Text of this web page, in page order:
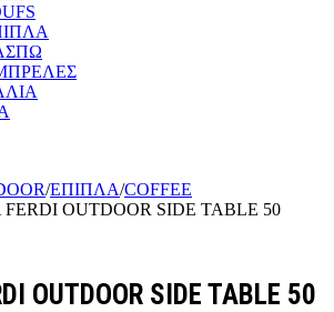
/ΕΠΙΠΛΑ/COFFEE
FERDI OUTDOOR SIDE TABLE 50
OUTDOOR SIDE TABLE 50